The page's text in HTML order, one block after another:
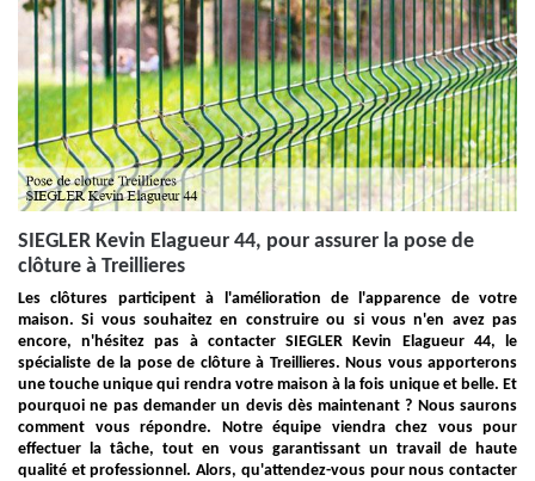
SIEGLER Kevin Elagueur 44, pour assurer la pose de
clôture à Treillieres
Les clôtures participent à l'amélioration de l'apparence de votre
maison. Si vous souhaitez en construire ou si vous n'en avez pas
encore, n'hésitez pas à contacter SIEGLER Kevin Elagueur 44, le
spécialiste de la pose de clôture à Treillieres. Nous vous apporterons
une touche unique qui rendra votre maison à la fois unique et belle. Et
pourquoi ne pas demander un devis dès maintenant ? Nous saurons
comment vous répondre. Notre équipe viendra chez vous pour
effectuer la tâche, tout en vous garantissant un travail de haute
qualité et professionnel. Alors, qu'attendez-vous pour nous contacter